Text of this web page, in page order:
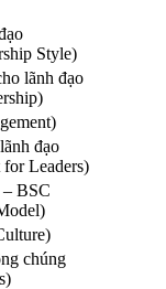
Style)
lãnh đạo
đạo
Leaders)
BSC
chúng